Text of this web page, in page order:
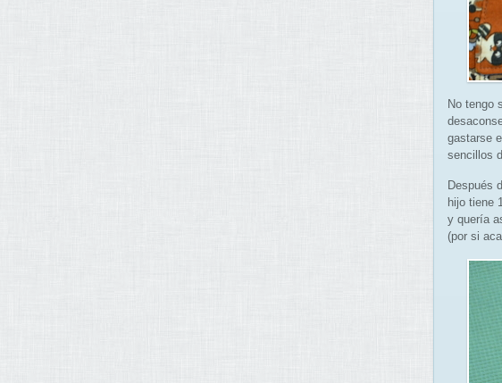
No tengo
gastarse
sencillos
Después
hijo tiene
y quería
(por si